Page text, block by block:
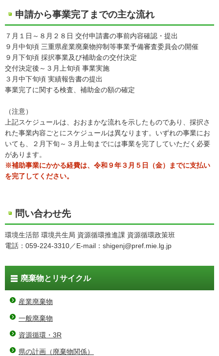
申請から事業完了までの主な流れ
７月１日～８月２８日 交付申請書の事前内容確認・提出
９月中旬頃 三重県産業廃棄物抑制等事業予備審査委員会の開催
９月下旬頃 採択事業及び補助金の交付決定
交付決定後～３月上旬頃 事業実施
３月中下旬頃 実績報告書の提出
事業完了に関する検査、補助金の額の確定
（注意）
上記スケジュールは、おおまかな流れを示したものであり、採択さ
れた事業内容ごとにスケジュールは異なります。いずれの事業にお
いても、２月下旬～３月上旬までには事業を完了していただく必要
があります。
※補助事業にかかる経費は、令和９年３月５日（金）までに支払い
を完了してください。
問い合わせ先
環境生活部 環境共生局 資源循環推進課 資源循環政策班
電話：059-224-3310／E-mail：shigenj@pref.mie.lg.jp
廃棄物とリサイクル
産業廃棄物
一般廃棄物
資源循環・3R
県の計画（廃棄物関係）